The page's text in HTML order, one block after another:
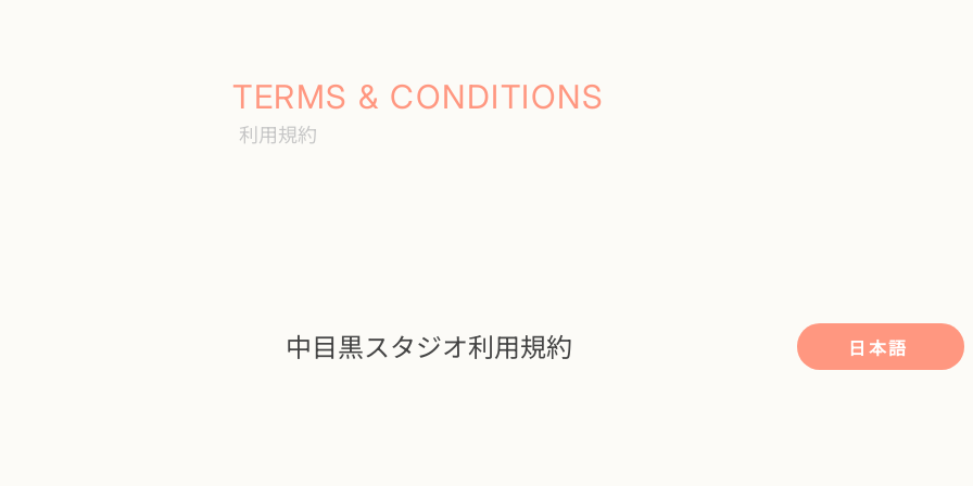
TERMS & CONDITIONS
利用規約
中目黒スタジオ利用規約 日本語